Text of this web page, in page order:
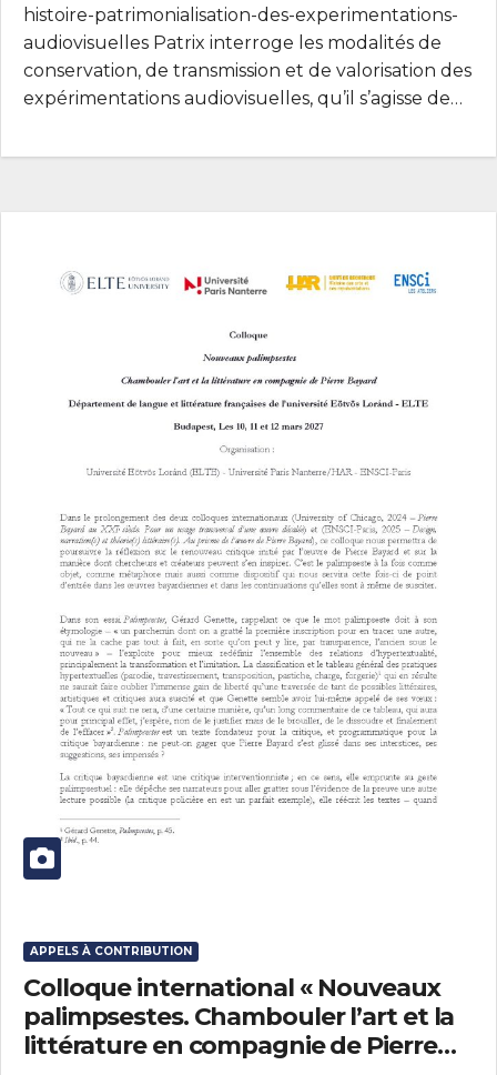
histoire-patrimonialisation-des-experimentations-
audiovisuelles Patrix interroge les modalités de
conservation, de transmission et de valorisation des
expérimentations audiovisuelles, qu’il s’agisse de…
APPELS À CONTRIBUTION
Colloque international « Nouveaux
palimpsestes. Chambouler l’art et la
littérature en compagnie de Pierre